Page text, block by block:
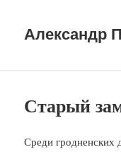
Александр
Старый
Среди гродненских